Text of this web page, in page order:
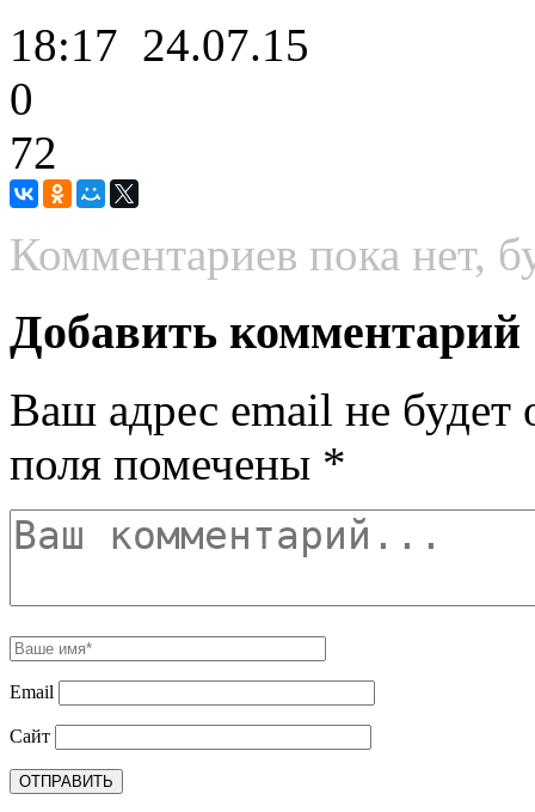
18:17 24.07.15
0
72
Комментариев пока нет,
Добавить комментарий
Ваш адрес email не будет
поля помечены *
Email
Сайт